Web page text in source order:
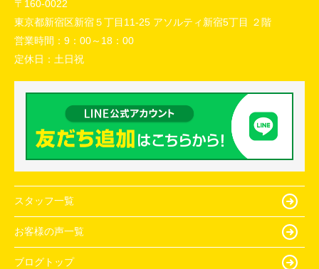
〒160-0022
東京都新宿区新宿５丁目11-25 アソルティ新宿5丁目 ２階
営業時間： 9：00～18：00
定休日： 土日祝
スタッフ一覧
お客様の声一覧
ブログトップ